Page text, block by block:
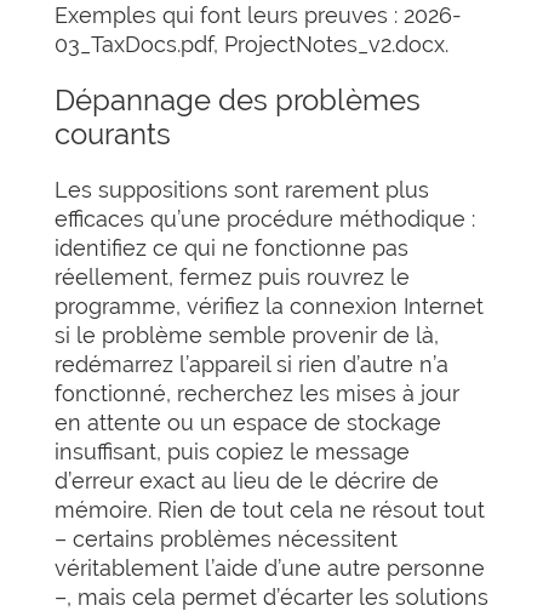
Exemples qui font leurs preuves : 2026-
03_TaxDocs.pdf, ProjectNotes_v2.docx.
Dépannage des problèmes
courants
Les suppositions sont rarement plus
efficaces qu’une procédure méthodique :
identifiez ce qui ne fonctionne pas
réellement, fermez puis rouvrez le
programme, vérifiez la connexion Internet
si le problème semble provenir de là,
redémarrez l’appareil si rien d’autre n’a
fonctionné, recherchez les mises à jour
en attente ou un espace de stockage
insuffisant, puis copiez le message
d’erreur exact au lieu de le décrire de
mémoire. Rien de tout cela ne résout tout
– certains problèmes nécessitent
véritablement l’aide d’une autre personne
–, mais cela permet d’écarter les solutions